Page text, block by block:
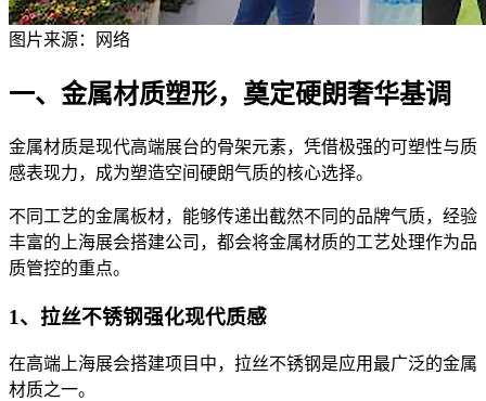
图片来源：网络
一、金属材质塑形，奠定硬朗奢华基调
金属材质是现代高端展台的骨架元素，凭借极强的可塑性与质
感表现力，成为塑造空间硬朗气质的核心选择。
不同工艺的金属板材，能够传递出截然不同的品牌气质，经验
丰富的上海展会搭建公司，都会将金属材质的工艺处理作为品
质管控的重点。
1、拉丝不锈钢强化现代质感
在高端上海展会搭建项目中，拉丝不锈钢是应用最广泛的金属
材质之一。